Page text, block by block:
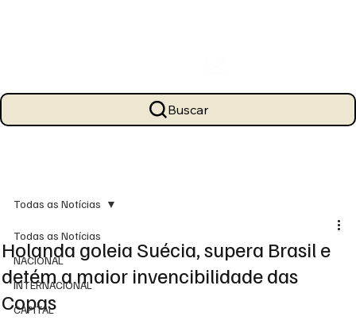
Buscar
Todas as Notícias
NACIONAL
INTERNACIONAL
CAPITAL
Todas as Notícias
Holanda goleia Suécia, supera Brasil e
detém a maior invencibilidade das
Copas